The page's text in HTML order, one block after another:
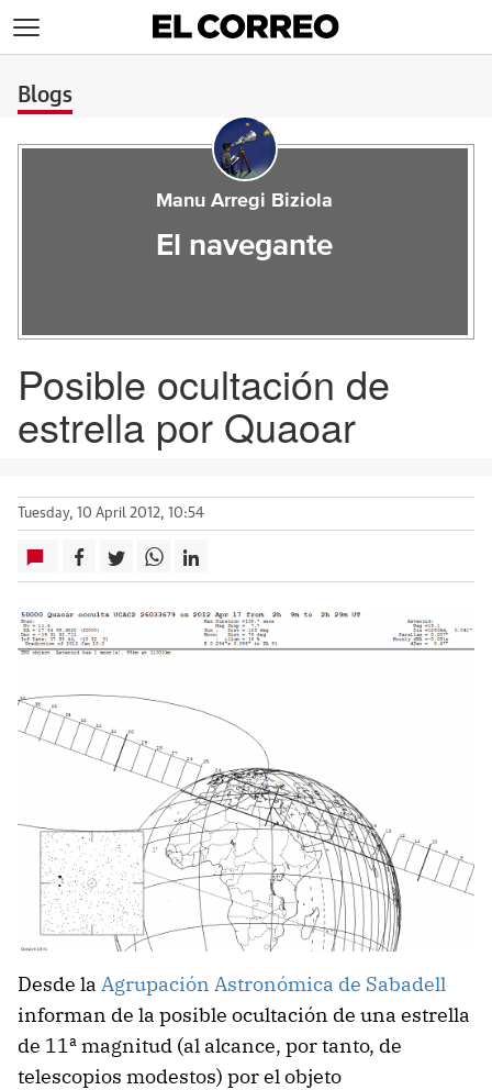
Blogs
Manu Arregi Biziola
El navegante
Posible ocultación de
estrella por Quaoar
Tuesday, 10 April 2012, 10:54
Desde la Agrupación Astronómica de Sabadell
informan de la posible ocultación de una estrella
de 11ª magnitud (al alcance, por tanto, de
telescopios modestos) por el objeto